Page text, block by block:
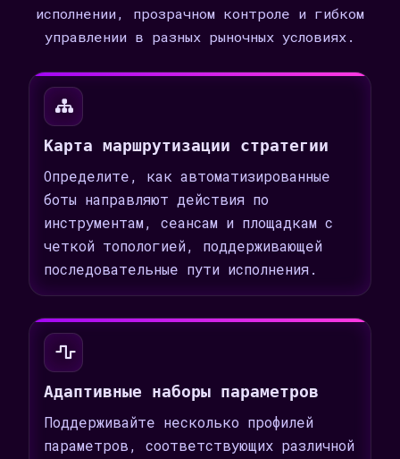
исполнении, прозрачном контроле и гибком
управлении в разных рыночных условиях.
Карта маршрутизации стратегии
Определите, как автоматизированные
боты направляют действия по
инструментам, сеансам и площадкам с
четкой топологией, поддерживающей
последовательные пути исполнения.
Адаптивные наборы параметров
Поддерживайте несколько профилей
параметров, соответствующих различной